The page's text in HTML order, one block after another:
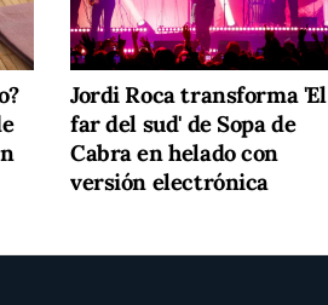
Jordi Roca transforma 'El
far del sud' de Sopa de
Cabra en helado con
versión electrónica